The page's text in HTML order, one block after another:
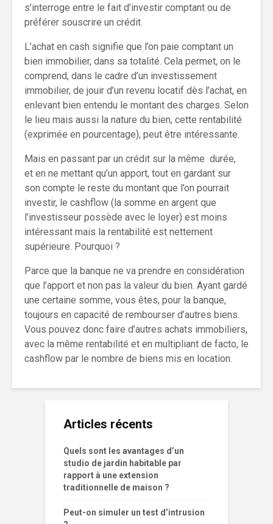
s’interroge entre le fait d’investir comptant ou de
préférer souscrire un crédit.
L’achat en cash signifie que l’on paie comptant un
bien immobilier, dans sa totalité. Cela permet, on le
comprend, dans le cadre d’un investissement
immobilier, de jouir d’un revenu locatif dès l’achat, en
enlevant bien entendu le montant des charges. Selon
le lieu mais aussi la nature du bien, cette rentabilité
(exprimée en pourcentage), peut être intéressante.
Mais en passant par un crédit sur la même durée,
et en ne mettant qu’un apport, tout en gardant sur
son compte le reste du montant que l’on pourrait
investir, le cashflow (la somme en argent que
l’investisseur possède avec le loyer) est moins
intéressant mais la rentabilité est nettement
supérieure. Pourquoi ?
Parce que la banque ne va prendre en considération
que l’apport et non pas la valeur du bien. Ayant gardé
une certaine somme, vous êtes, pour la banque,
toujours en capacité de rembourser d’autres biens.
Vous pouvez donc faire d’autres achats immobiliers,
avec la même rentabilité et en multipliant de facto, le
cashflow par le nombre de biens mis en location.
Articles récents
Quels sont les avantages d’un
studio de jardin habitable par
rapport à une extension
traditionnelle de maison ?
Peut-on simuler un test d’intrusion